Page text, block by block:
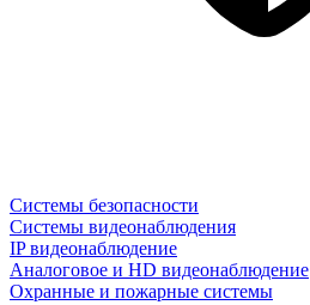
Системы безопасности
Системы видеонаблюдения
IP видеонаблюдение
Аналоговое и HD видеонаблюдение
Охранные и пожарные системы